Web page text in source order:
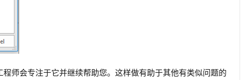
师会专注于它并继续帮助您。这样做有助于其他有类似问题的